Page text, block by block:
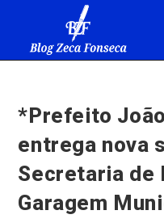
*Prefeito
entrega nova
Secretaria de
Garagem